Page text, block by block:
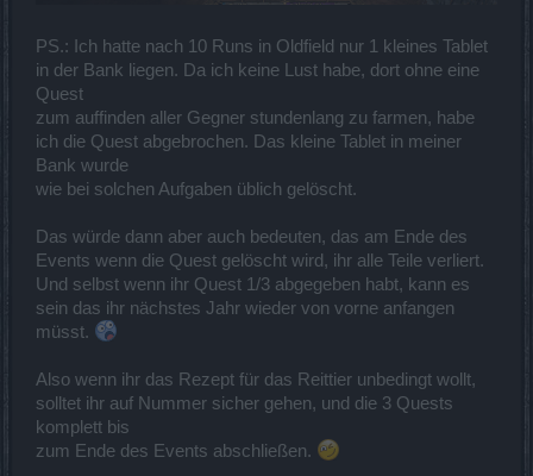
PS.: Ich hatte nach 10 Runs in Oldfield nur 1 kleines Tablet
in der Bank liegen. Da ich keine Lust habe, dort ohne eine
Quest
zum auffinden aller Gegner stundenlang zu farmen, habe
ich die Quest abgebrochen. Das kleine Tablet in meiner
Bank wurde
wie bei solchen Aufgaben üblich gelöscht.
Das würde dann aber auch bedeuten, das am Ende des
Events wenn die Quest gelöscht wird, ihr alle Teile verliert.
Und selbst wenn ihr Quest 1/3 abgegeben habt, kann es
sein das ihr nächstes Jahr wieder von vorne anfangen
müsst.
Also wenn ihr das Rezept für das Reittier unbedingt wollt,
solltet ihr auf Nummer sicher gehen, und die 3 Quests
komplett bis
zum Ende des Events abschließen.